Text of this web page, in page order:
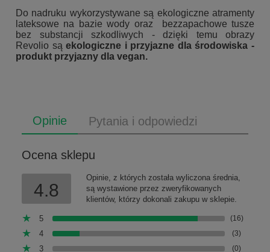
Do nadruku wykorzystywane są ekologiczne atramenty
lateksowe na bazie wody oraz bezzapachowe tusze
bez substancji szkodliwych - dzięki temu obrazy
Revolio są ekologiczne i przyjazne dla środowiska -
produkt przyjazny dla vegan.
Opinie Pytania i odpowiedzi
Ocena sklepu
4.8
Opinie, z których została wyliczona średnia,
są wystawione przez zweryfikowanych
klientów, którzy dokonali zakupu w sklepie.
5 (16)
4 (3)
3 (0)